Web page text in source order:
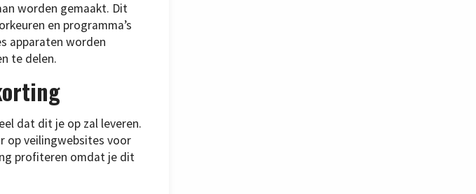
worden gemaakt. Dit
en programma’s
apparaten worden
te delen.
dat dit je op zal leveren.
op veilingwebsites voor
profiteren omdat je dit